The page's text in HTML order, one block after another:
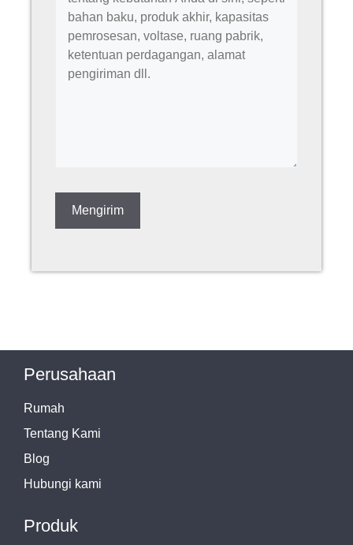
Perusahaan
Rumah
Tentang Kami
Blog
Hubungi kami
Produk